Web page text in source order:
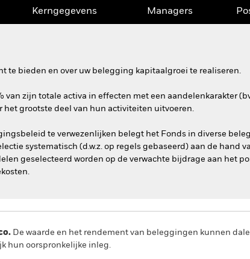
Kerngegevens Managers
te bieden en over uw belegging kapitaalgroei te realiseren.
zijn totale activa in effecten met een aandelenkarakter
grootste deel van hun activiteiten uitvoeren.
te verwezenlijken belegt het Fonds in diverse
systematisch (d.w.z. op regels gebaseerd) aan de hand
geselecteerd worden op de verwachte bijdrage aan het
De waarde en het rendement van beleggingen kunnen
hun oorspronkelijke inleg.